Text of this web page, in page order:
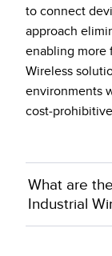
to connect
approach
enabling more
Wireless
environments
cost-
What are
Industrial